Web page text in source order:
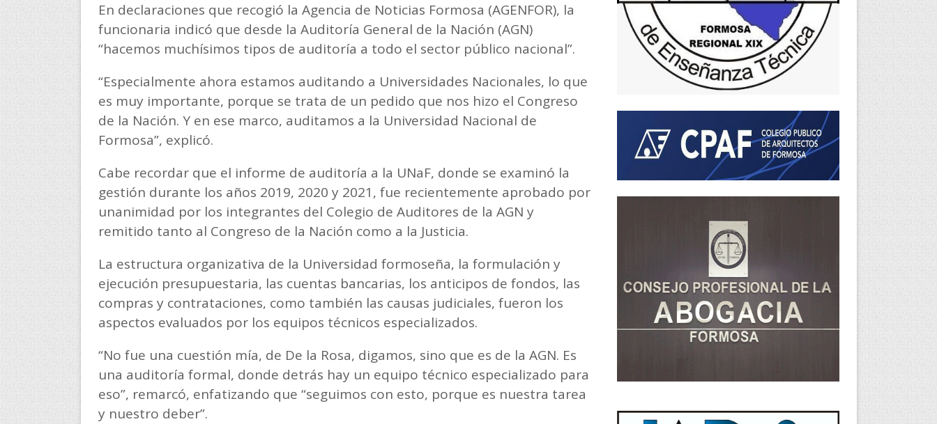
En declaraciones que recogió la Agencia de Noticias Formosa (AGENFOR), la
funcionaria indicó que desde la Auditoría General de la Nación (AGN)
“hacemos muchísimos tipos de auditoría a todo el sector público nacional”.
“Especialmente ahora estamos auditando a Universidades Nacionales, lo que
es muy importante, porque se trata de un pedido que nos hizo el Congreso
de la Nación. Y en ese marco, auditamos a la Universidad Nacional de
Formosa”, explicó.
Cabe recordar que el informe de auditoría a la UNaF, donde se examinó la
gestión durante los años 2019, 2020 y 2021, fue recientemente aprobado por
unanimidad por los integrantes del Colegio de Auditores de la AGN y
remitido tanto al Congreso de la Nación como a la Justicia.
La estructura organizativa de la Universidad formoseña, la formulación y
ejecución presupuestaria, las cuentas bancarias, los anticipos de fondos, las
compras y contrataciones, como también las causas judiciales, fueron los
aspectos evaluados por los equipos técnicos especializados.
“No fue una cuestión mía, de De la Rosa, digamos, sino que es de la AGN. Es
una auditoría formal, donde detrás hay un equipo técnico especializado para
eso”, remarcó, enfatizando que “seguimos con esto, porque es nuestra tarea
y nuestro deber”.